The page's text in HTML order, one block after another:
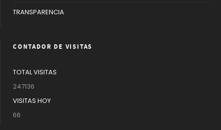
TRANSPARENCIA
CONTADOR DE VISITAS
TOTAL VISITAS
247136
VISITAS HOY
66